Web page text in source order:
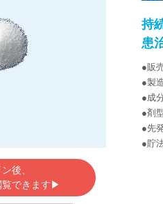
後、
覧できます▶
持
患
●販
●製
●成
●剤
●先
●貯